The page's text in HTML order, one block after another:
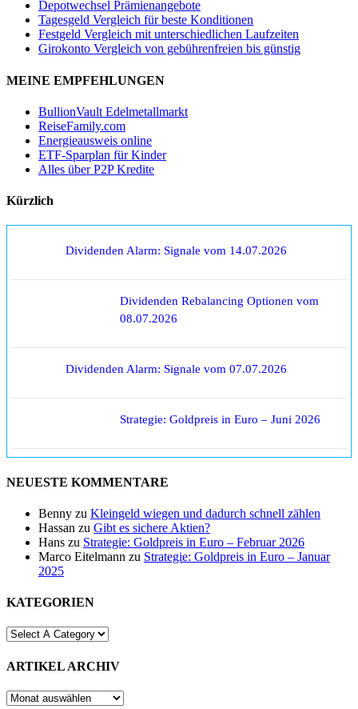
Depotwechsel Prämienangebote
Tagesgeld Vergleich für beste Konditionen
Festgeld Vergleich mit unterschiedlichen Laufzeiten
Girokonto Vergleich von gebührenfreien bis günstig
MEINE EMPFEHLUNGEN
BullionVault Edelmetallmarkt
ReiseFamily.com
Energieausweis online
ETF-Sparplan für Kinder
Alles über P2P Kredite
Kürzlich
Dividenden Alarm: Signale vom 14.07.2026
Dividenden Rebalancing Optionen vom
08.07.2026
Dividenden Alarm: Signale vom 07.07.2026
Strategie: Goldpreis in Euro – Juni 2026
NEUESTE KOMMENTARE
Benny zu Kleingeld wiegen und dadurch schnell zählen
Hassan zu Gibt es sichere Aktien?
Hans zu Strategie: Goldpreis in Euro – Februar 2026
Marco Eitelmann zu Strategie: Goldpreis in Euro – Januar
2025
KATEGORIEN
ARTIKEL ARCHIV
ARTIKEL